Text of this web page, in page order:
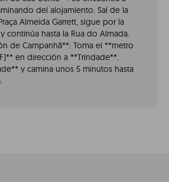
del alojamiento. Sal de la
Almeida Garrett, sigue por la
continúa hasta la Rua do Almada.
de Campanhã**: Toma el **metro
en dirección a **Trindade**.
y camina unos 5 minutos hasta